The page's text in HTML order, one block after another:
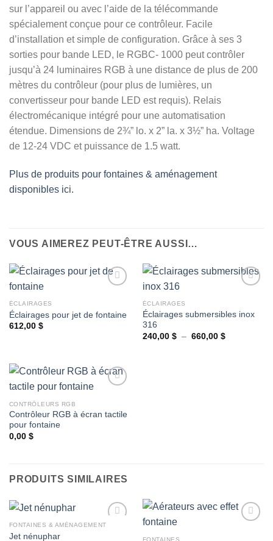
sur l’appareil ou avec l’aide de la télécommande
spécialement conçue pour ce contrôleur. Facile
d’installation et simple de configuration. Grâce à ses 3
sorties pour bande LED, le RGBC- 1000 peut contrôler
jusqu’à 24 luminaires RGB à une distance de plus de 200
mètres du contrôleur (pour plus de lumières, un
convertisseur pour bande LED est requis). Relais
électromécanique intégré pour une automatisation
étendue. Dimensions de 2¾” lo. x 2” la. x 3½” ha. Voltage
de 12-24 VDC et puissance de 1.5 watt.
Plus de produits pour fontaines & aménagement
disponibles ici.
VOUS AIMEREZ PEUT-ÊTRE AUSSI…
Ajouter
ÉCLAIRAGES
Éclairages pour jet de fontaine
612,00 $
Ajouter
ÉCLAIRAGES
Éclairages submersibles inox
316
240,00 $ – 660,00 $Plage
Ajouter
CONTRÔLEURS RGB
Contrôleur RGB à écran tactile
pour fontaine
0,00 $
PRODUITS SIMILAIRES
FONTAINES & AMÉNAGEMENT
Jet nénuphar FONTAINES